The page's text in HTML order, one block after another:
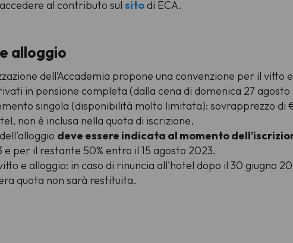
al contributo sul sitodi ECA.
alloggio
dell’Accademia propone una convenzione per il
in pensione completa (dalla cena di domenica 27
singola (disponibilità molto limitata): sovrapprezzo di
non è inclusa nella quota di iscrizione.
deve essere indicata al momento
per il restante 50% entro il 15 agosto 2023.
e alloggio: in caso di rinuncia all'hotel dopo il 30 giugno
quota non sarà restituita.